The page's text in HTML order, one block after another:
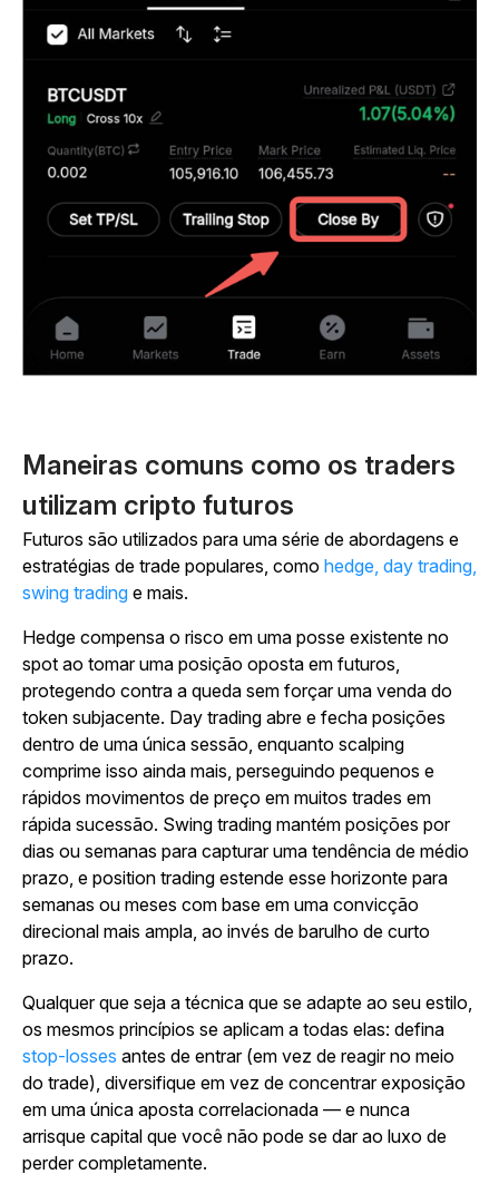
Maneiras comuns como os traders
utilizam cripto futuros
Futuros são utilizados para uma série de abordagens e
estratégias de trade populares, como hedge, day trading,
swing trading e mais.
Hedge compensa o risco em uma posse existente no
spot ao tomar uma posição oposta em futuros,
protegendo contra a queda sem forçar uma venda do
token subjacente. Day trading abre e fecha posições
dentro de uma única sessão, enquanto scalping
comprime isso ainda mais, perseguindo pequenos e
rápidos movimentos de preço em muitos trades em
rápida sucessão. Swing trading mantém posições por
dias ou semanas para capturar uma tendência de médio
prazo, e position trading estende esse horizonte para
semanas ou meses com base em uma convicção
direcional mais ampla, ao invés de barulho de curto
prazo.
Qualquer que seja a técnica que se adapte ao seu estilo,
os mesmos princípios se aplicam a todas elas: defina
stop-losses antes de entrar (em vez de reagir no meio
do trade), diversifique em vez de concentrar exposição
em uma única aposta correlacionada — e nunca
arrisque capital que você não pode se dar ao luxo de
perder completamente.